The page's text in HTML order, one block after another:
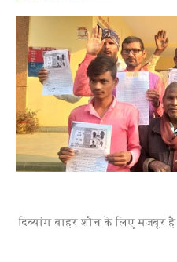
दिव्यांग बाहर शौच के लिए मजबूर है